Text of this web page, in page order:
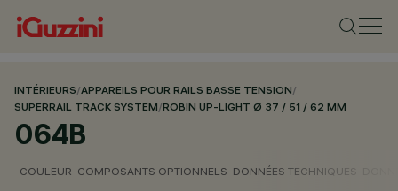
INTÉRIEURS/APPAREILS POUR RAILS BASSE TENSION/
SUPERRAIL TRACK SYSTEM/ROBIN UP-LIGHT Ø 37 / 51 / 62 MM
064B
COULEUR COMPOSANTS OPTIONNELS DONNÉES TECHNIQUES